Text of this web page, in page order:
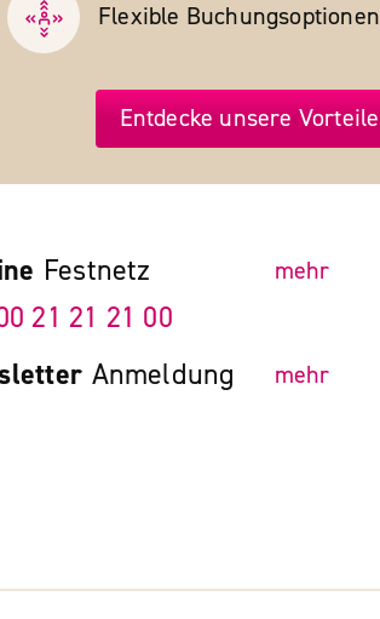
Flexible Buchungs­optionen
Entdecke unsere Vorteile
Festnetz mehr
21 21 21 00
Anmeldung mehr